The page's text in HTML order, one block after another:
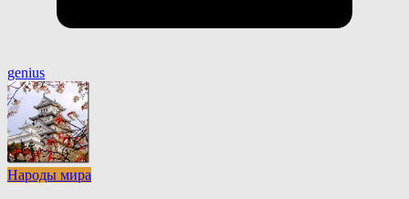
genius
Народы мира